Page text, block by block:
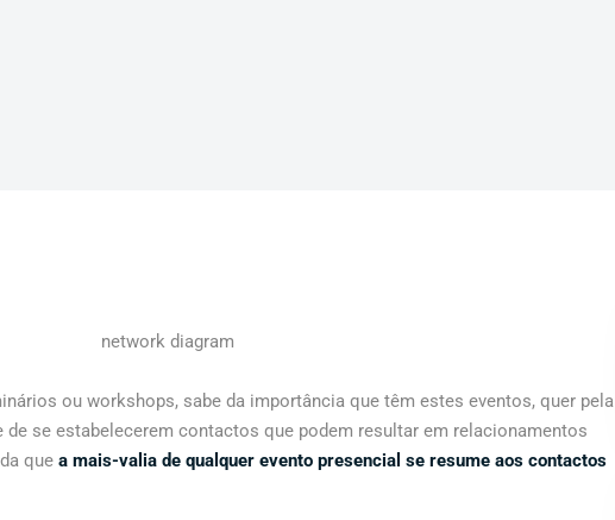
ou workshops, sabe da importância que têm estes eventos, quer pela
de se estabelecerem contactos que podem resultar em relacionamentos
que a mais-valia de qualquer evento presencial se resume aos contactos